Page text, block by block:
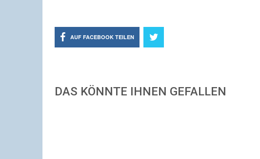
AUF FACEBOOK TEILEN
DAS KÖNNTE IHNEN GEFALLEN